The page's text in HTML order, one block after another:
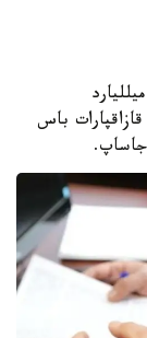
استانا. قازاقپارات - پروكۋرورلار مەملەكەتكە 8 ميلليارد
باس
جاساپ.